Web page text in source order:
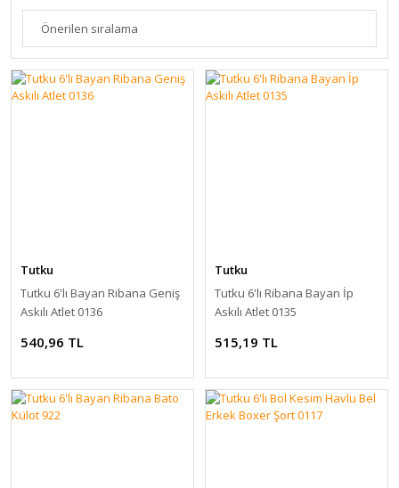
Tutku
Tutku 6'lı Bayan Ribana Geniş
Askılı Atlet 0136
540,96 TL
Tutku
Tutku 6'lı Ribana Bayan İp
Askılı Atlet 0135
515,19 TL